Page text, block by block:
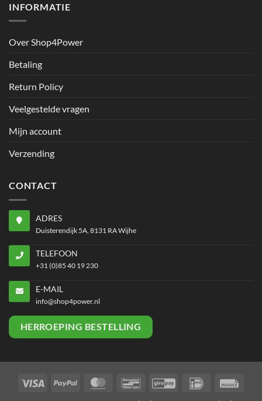
INFORMATIE
Over Shop4Power
Betaling
Return Policy
Veelgestelde vragen
Mijn account
Verzending
CONTACT
ADRES
Duisterendijk 5A, 8131 RA Wijhe
TELEFOON
+31 (0)85 40 19 230
E-MAIL
info@shop4power.nl
HERROEPING BESTELLING
Visa PayPal MasterCardBancontactGiroPay IDeal